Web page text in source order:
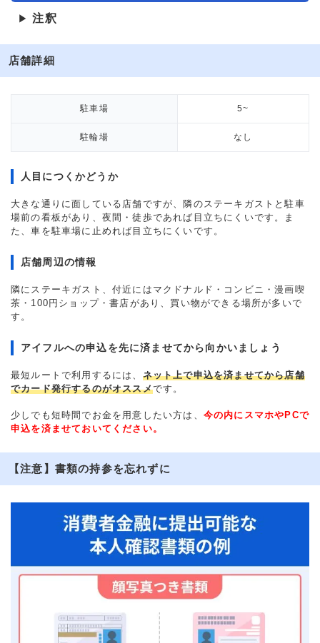
▶ 注釈
店舗詳細
駐車場 5~
駐輪場 なし
人目につくかどうか
大きな通りに面している店舗ですが、隣のステーキガストと駐車
場前の看板があり、夜間・徒歩であれば目立ちにくいです。ま
た、車を駐車場に止めれば目立ちにくいです。
店舗周辺の情報
隣にステーキガスト、付近にはマクドナルド・コンビニ・漫画喫
茶・100円ショップ・書店があり、買い物ができる場所が多いで
す。
アイフルへの申込を先に済ませてから向かいましょう
最短ルートで利用するには、 ネット上で申込を済ませてから店舗
でカード発行するのがオススメです。
少しでも短時間でお金を用意したい方は、 今の内にスマホやPCで
申込を済ませておいてください。
【注意】書類の持参を忘れずに